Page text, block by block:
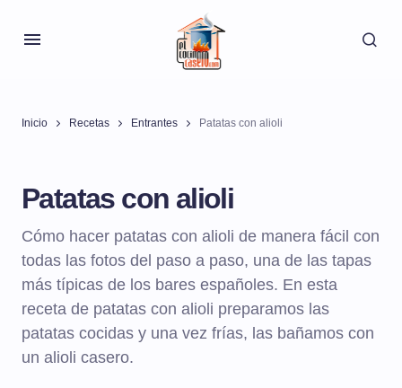
Inicio Recetas Entrantes Patatas con alioli
Patatas con alioli
Cómo hacer patatas con alioli de manera fácil con
todas las fotos del paso a paso, una de las tapas
más típicas de los bares españoles. En esta
receta de patatas con alioli preparamos las
patatas cocidas y una vez frías, las bañamos con
un alioli casero.